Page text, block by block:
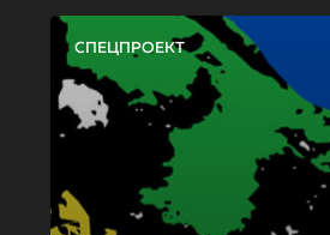
СПЕЦПРОЕКТ